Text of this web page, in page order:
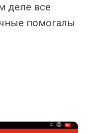
деле все
помогалы